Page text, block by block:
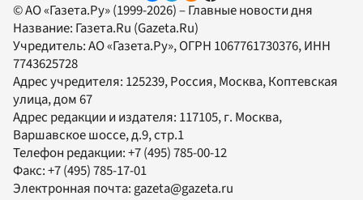
© АО «Газета.Ру» (1999-2026) – Главные новости дня
Название: Газета.Ru (Gazeta.Ru)
Учредитель:АО «Газета.Ру», ОГРН 1067761730376, ИНН
7743625728
Адрес учредителя: 125239, Россия, Москва, Коптевская
улица, дом 67
Адрес редакции и издателя: 117105, г. Москва,
Варшавское шоссе, д.9, стр.1
Телефон редакции:+7 (495) 785-00-12
Факс:+7 (495) 785-17-01
Электронная почта:gazeta@gazeta.ru